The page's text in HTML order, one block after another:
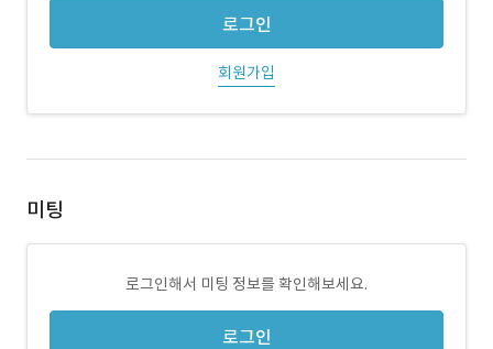
로그인
회원가입
미팅
로그인해서 미팅 정보를 확인해보세요.
로그인